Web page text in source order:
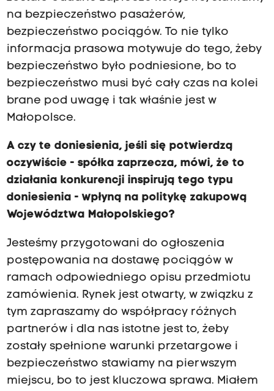
na bezpieczeństwo pasażerów,
bezpieczeństwo pociągów. To nie tylko
informacja prasowa motywuje do tego, żeby
bezpieczeństwo było podniesione, bo to
bezpieczeństwo musi być cały czas na kolei
brane pod uwagę i tak właśnie jest w
Małopolsce.
A czy te doniesienia, jeśli się potwierdzą
oczywiście - spółka zaprzecza, mówi, że to
działania konkurencji inspirują tego typu
doniesienia - wpłyną na politykę zakupową
Województwa Małopolskiego?
Jesteśmy przygotowani do ogłoszenia
postępowania na dostawę pociągów w
ramach odpowiedniego opisu przedmiotu
zamówienia. Rynek jest otwarty, w związku z
tym zapraszamy do współpracy różnych
partnerów i dla nas istotne jest to, żeby
zostały spełnione warunki przetargowe i
bezpieczeństwo stawiamy na pierwszym
miejscu, bo to jest kluczowa sprawa. Miałem